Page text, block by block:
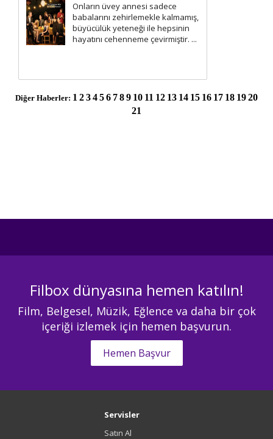
Onların üvey annesi sadece
babalarını zehirlemekle kalmamış,
büyücülük yeteneği ile hepsinin
hayatını cehenneme çevirmiştir. ...
Diğer Haberler: 1 23456 789 10 11 12 13 14 15 16 17 18 1920
21
Filbox dünyasına hemen katılın!
Film, Belgesel, Müzik, Eğlence va daha bir çok
içeriği izlemek için hemen başvurun.
Hemen Başvur
Servisler
Satın Al